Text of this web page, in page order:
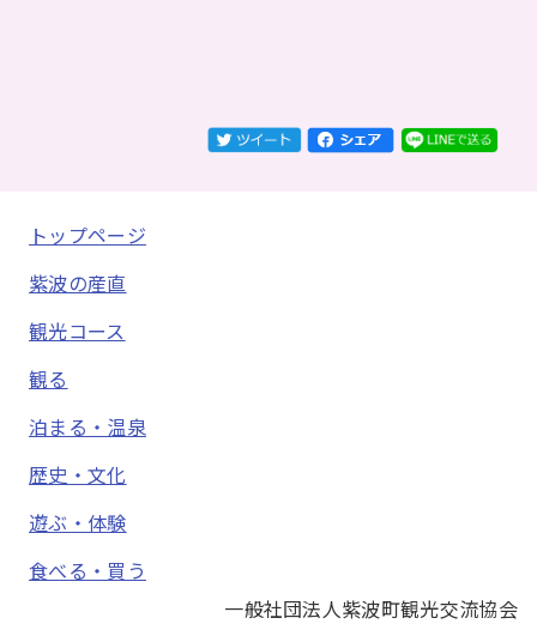
トップページ
紫波の産直
観光コース
観る
泊まる・温泉
歴史・文化
遊ぶ・体験
食べる・買う
一般社団法人紫波町観光交流協会